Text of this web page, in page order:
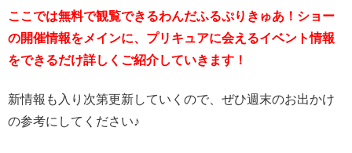
ここでは無料で観覧できるわんだふるぷりきゅあ！ショー
の開催情報をメインに、プリキュアに会えるイベント情報
をできるだけ詳しくご紹介していきます！
新情報も入り次第更新していくので、ぜひ週末のお出かけ
の参考にしてください♪